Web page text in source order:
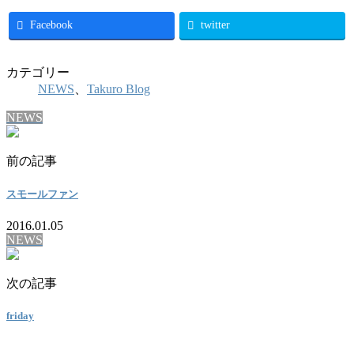
Facebook twitter
カテゴリー
NEWS
Takuro Blog
NEWS
前の記事
スモールファン
2016.01.05
NEWS
次の記事
friday